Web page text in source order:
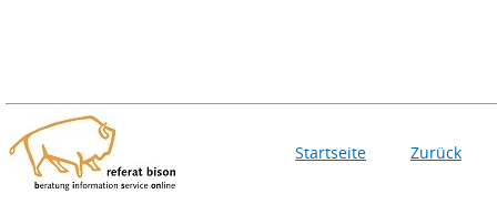
Startseite Zurück